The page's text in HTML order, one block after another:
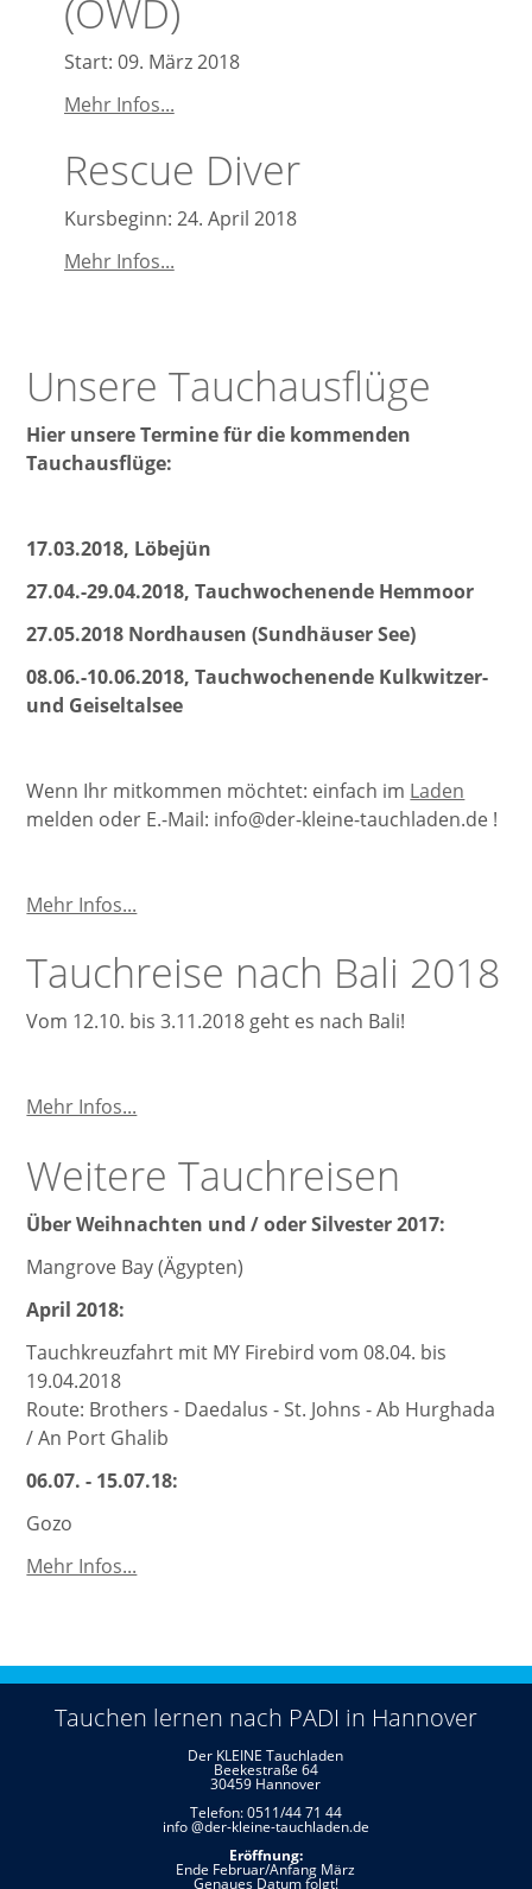
(OWD)
Start: 09. März 2018
Mehr Infos...Open
Diver
(OWD)
Rescue Diver
Kursbeginn: 24. April 2018
Mehr Infos...Rescue
Unsere Tauchausflüge
Hier unsere Termine für die kommenden
Tauchausflüge:
17.03.2018, Löbejün
27.04.-29.04.2018, Tauchwochenende Hemmoor
27.05.2018 Nordhausen (Sundhäuser See)
08.06.-10.06.2018, Tauchwochenende Kulkwitzer-
und Geiseltalsee
Wenn Ihr mitkommen möchtet: einfach im Laden
melden oder E.-Mail: info@der-kleine-tauchladen.de !
Mehr Infos...
Tauchreise nach Bali 2018
Vom 12.10. bis 3.11.2018 geht es nach Bali!
Mehr Infos...
Bali
2018
Weitere Tauchreisen
Über Weihnachten und / oder Silvester 2017:
Mangrove Bay (Ägypten)
April 2018:
Tauchkreuzfahrt mit MY Firebird vom 08.04. bis
19.04.2018
Route: Brothers - Daedalus - St. Johns - Ab Hurghada
/ An Port Ghalib
06.07. - 15.07.18:
Gozo
Mehr Infos...
Tauchen lernen nach PADI in Hannover
Der KLEINE Tauchladen
Beekestraße 64
30459 Hannover
Telefon: 0511/44 71 44
info @der-kleine-tauchladen.de
Eröffnung:
Ende Februar/Anfang März
Genaues Datum folgt!